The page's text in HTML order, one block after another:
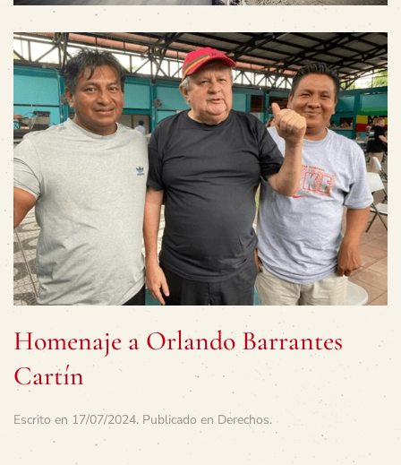
Homenaje a Orlando Barrantes
Cartín
Escrito en 17/07/2024. Publicado en Derechos.